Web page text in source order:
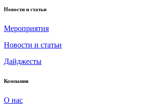
Новости и статьи
Мероприятия
Новости и статьи
Дайджесты
Компания
О нас